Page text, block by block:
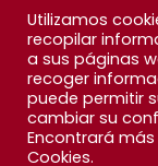
Contacto
Facebook
Feed
Utilizamos
recopilar
a sus páginas
recoger
puede permitir
cambiar su
Encontrará
Cookies.